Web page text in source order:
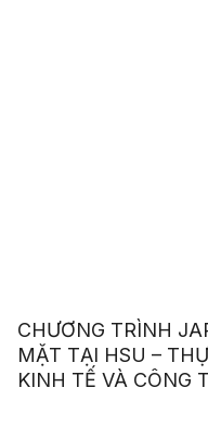
CHƯƠNG TRÌNH
MẶT TẠI HSU –
KINH TẾ VÀ CÔNG